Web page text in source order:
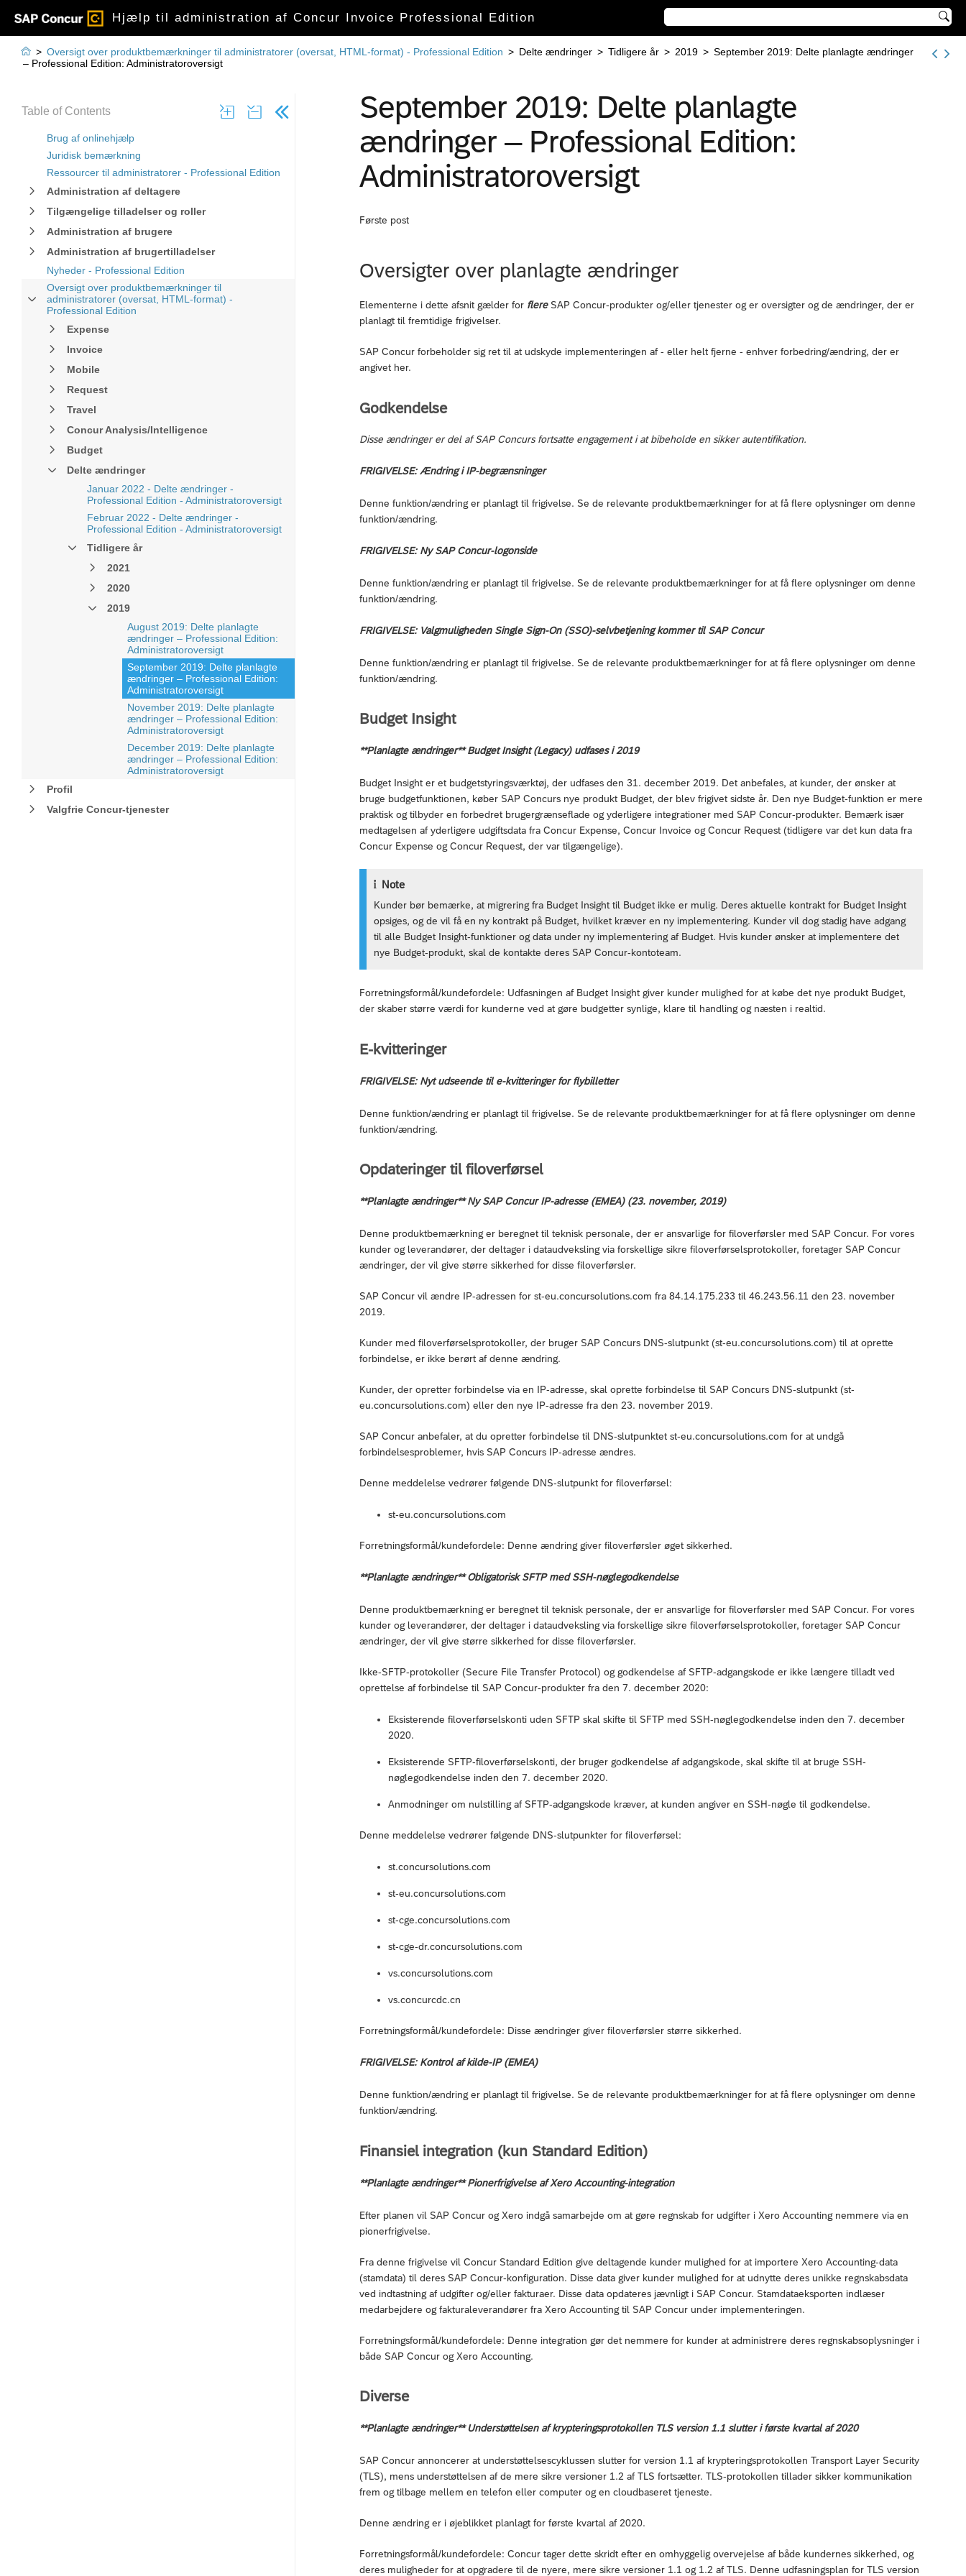
Hjælp til administration af Concur Invoice Professional Edition 
Table of Contents
Brug af onlinehjælp
Juridisk bemærkning
Ressourcer til administratorer - Professional Edition
Administration af deltagere
Tilgængelige tilladelser og roller
Administration af brugere
Administration af brugertilladelser
Nyheder - Professional Edition
Oversigt over produktbemærkninger til
administratorer (oversat, HTML-format) -
Professional Edition
Expense
Invoice
Mobile
Request
Travel
Concur Analysis/Intelligence
Budget
Delte ændringer
Januar 2022 - Delte ændringer -
Professional Edition - Administratoroversigt
Februar 2022 - Delte ændringer -
Professional Edition - Administratoroversigt
Tidligere år
2021
2020
2019
August 2019: Delte planlagte
ændringer – Professional Edition:
Administratoroversigt
September 2019: Delte planlagte
ændringer – Professional Edition:
Administratoroversigt
November 2019: Delte planlagte
ændringer – Professional Edition:
Administratoroversigt
December 2019: Delte planlagte
ændringer – Professional Edition:
Administratoroversigt
Profil
Valgfrie Concur-tjenester
 > Oversigt over produktbemærkninger til administratorer (oversat, HTML-format) - Professional Edition > Delte ændringer > Tidligere år > 2019 > September 2019: Delte planlagte ændringer
– Professional Edition: Administratoroversigt
September 2019: Delte planlagte
ændringer – Professional Edition:
Administratoroversigt
Første post
Oversigter over planlagte ændringer
Elementerne i dette afsnit gælder for flereSAP Concur-produkter og/eller tjenester og er oversigter og de ændringer, der er
planlagt til fremtidige frigivelser.
SAP Concur forbeholder sig ret til at udskyde implementeringen af - eller helt fjerne - enhver forbedring/ændring, der er
angivet her.
Godkendelse
Disse ændringer er del af SAP Concurs fortsatte engagement i at bibeholde en sikker autentifikation.
FRIGIVELSE: Ændring i IP-begrænsninger
Denne funktion/ændring er planlagt til frigivelse. Se de relevante produktbemærkninger for at få flere oplysninger om denne
funktion/ændring.
FRIGIVELSE: Ny SAP Concur-logonside
Denne funktion/ændring er planlagt til frigivelse. Se de relevante produktbemærkninger for at få flere oplysninger om denne
funktion/ændring.
FRIGIVELSE: Valgmuligheden Single Sign-On (SSO)-selvbetjening kommer til SAP Concur
Denne funktion/ændring er planlagt til frigivelse. Se de relevante produktbemærkninger for at få flere oplysninger om denne
funktion/ændring.
Budget Insight
**Planlagte ændringer** Budget Insight (Legacy) udfases i 2019
Budget Insight er et budgetstyringsværktøj, der udfases den 31. december 2019. Det anbefales, at kunder, der ønsker at
bruge budgetfunktionen, køber SAP Concurs nye produkt Budget, der blev frigivet sidste år. Den nye Budget-funktion er mere
praktisk og tilbyder en forbedret brugergrænseflade og yderligere integrationer med SAP Concur-produkter. Bemærk især
medtagelsen af yderligere udgiftsdata fra Concur Expense, Concur Invoice og Concur Request (tidligere var det kun data fra
Concur Expense og Concur Request, der var tilgængelige).
Note
Kunder bør bemærke, at migrering fra Budget Insight til Budget ikke er mulig. Deres aktuelle kontrakt for Budget Insight
opsiges, og de vil få en ny kontrakt på Budget, hvilket kræver en ny implementering. Kunder vil dog stadig have adgang
til alle Budget Insight-funktioner og data under ny implementering af Budget. Hvis kunder ønsker at implementere det
nye Budget-produkt, skal de kontakte deres SAP Concur-kontoteam.
Forretningsformål/kundefordele: Udfasningen af Budget Insight giver kunder mulighed for at købe det nye produkt Budget,
der skaber større værdi for kunderne ved at gøre budgetter synlige, klare til handling og næsten i realtid.
E-kvitteringer
FRIGIVELSE: Nyt udseende til e-kvitteringer for flybilletter
Denne funktion/ændring er planlagt til frigivelse. Se de relevante produktbemærkninger for at få flere oplysninger om denne
funktion/ændring.
Opdateringer til filoverførsel
**Planlagte ændringer** Ny SAP Concur IP-adresse (EMEA) (23. november, 2019)
Denne produktbemærkning er beregnet til teknisk personale, der er ansvarlige for filoverførsler med SAP Concur. For vores
kunder og leverandører, der deltager i dataudveksling via forskellige sikre filoverførselsprotokoller, foretager SAP Concur
ændringer, der vil give større sikkerhed for disse filoverførsler.
SAP Concur vil ændre IP-adressen for st-eu.concursolutions.com fra 84.14.175.233 til 46.243.56.11 den 23. november
2019.
Kunder med filoverførselsprotokoller, der bruger SAP Concurs DNS-slutpunkt (st-eu.concursolutions.com) til at oprette
forbindelse, er ikke berørt af denne ændring.
Kunder, der opretter forbindelse via en IP-adresse, skal oprette forbindelse til SAP Concurs DNS-slutpunkt (st-
eu.concursolutions.com) eller den nye IP-adresse fra den 23. november 2019.
SAP Concur anbefaler, at du opretter forbindelse til DNS-slutpunktet st-eu.concursolutions.com for at undgå
forbindelsesproblemer, hvis SAP Concurs IP-adresse ændres.
Denne meddelelse vedrører følgende DNS-slutpunkt for filoverførsel:
st-eu.concursolutions.com
Forretningsformål/kundefordele: Denne ændring giver filoverførsler øget sikkerhed.
**Planlagte ændringer** Obligatorisk SFTP med SSH-nøglegodkendelse
Denne produktbemærkning er beregnet til teknisk personale, der er ansvarlige for filoverførsler med SAP Concur. For vores
kunder og leverandører, der deltager i dataudveksling via forskellige sikre filoverførselsprotokoller, foretager SAP Concur
ændringer, der vil give større sikkerhed for disse filoverførsler.
Ikke-SFTP-protokoller (Secure File Transfer Protocol) og godkendelse af SFTP-adgangskode er ikke længere tilladt ved
oprettelse af forbindelse til SAP Concur-produkter fra den 7. december 2020:
Eksisterende filoverførselskonti uden SFTP skal skifte til SFTP med SSH-nøglegodkendelse inden den 7. december
2020.
Eksisterende SFTP-filoverførselskonti, der bruger godkendelse af adgangskode, skal skifte til at bruge SSH-
nøglegodkendelse inden den 7. december 2020.
Anmodninger om nulstilling af SFTP-adgangskode kræver, at kunden angiver en SSH-nøgle til godkendelse.
Denne meddelelse vedrører følgende DNS-slutpunkter for filoverførsel:
st.concursolutions.com
st-eu.concursolutions.com
st-cge.concursolutions.com
st-cge-dr.concursolutions.com
vs.concursolutions.com
vs.concurcdc.cn
Forretningsformål/kundefordele: Disse ændringer giver filoverførsler større sikkerhed.
FRIGIVELSE: Kontrol af kilde-IP (EMEA)
Denne funktion/ændring er planlagt til frigivelse. Se de relevante produktbemærkninger for at få flere oplysninger om denne
funktion/ændring.
Finansiel integration (kun Standard Edition)
**Planlagte ændringer** Pionerfrigivelse af Xero Accounting-integration
Efter planen vil SAP Concur og Xero indgå samarbejde om at gøre regnskab for udgifter i Xero Accounting nemmere via en
pionerfrigivelse.
Fra denne frigivelse vil Concur Standard Edition give deltagende kunder mulighed for at importere Xero Accounting-data
(stamdata) til deres SAP Concur-konfiguration. Disse data giver kunder mulighed for at udnytte deres unikke regnskabsdata
ved indtastning af udgifter og/eller fakturaer. Disse data opdateres jævnligt i SAP Concur. Stamdataeksporten indlæser
medarbejdere og fakturaleverandører fra Xero Accounting til SAP Concur under implementeringen.
Forretningsformål/kundefordele: Denne integration gør det nemmere for kunder at administrere deres regnskabsoplysninger i
både SAP Concur og Xero Accounting.
Diverse
**Planlagte ændringer** Understøttelsen af krypteringsprotokollen TLS version 1.1 slutter i første kvartal af 2020
SAP Concur annoncerer at understøttelsescyklussen slutter for version 1.1 af krypteringsprotokollen Transport Layer Security
(TLS), mens understøttelsen af de mere sikre versioner 1.2 af TLS fortsætter. TLS-protokollen tillader sikker kommunikation
frem og tilbage mellem en telefon eller computer og en cloudbaseret tjeneste.
Denne ændring er i øjeblikket planlagt for første kvartal af 2020.
Forretningsformål/kundefordele: Concur tager dette skridt efter en omhyggelig overvejelse af både kundernes sikkerhed, og
deres muligheder for at opgradere til de nyere, mere sikre versioner 1.1 og 1.2 af TLS. Denne udfasningsplan for TLS version